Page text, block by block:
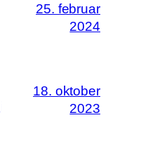
25. februar
2024
18. oktober
2023